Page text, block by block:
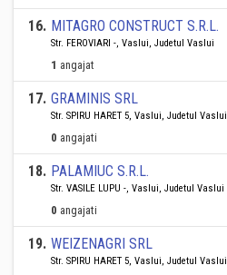
16. MITAGRO CONSTRUCT S.R.L.
Str. FEROVIARI -, Vaslui, Judetul Vaslui
1 angajat
17. GRAMINIS SRL
Str. SPIRU HARET 5, Vaslui, Judetul Vaslui
0 angajati
18. PALAMIUC S.R.L.
Str. VASILE LUPU -, Vaslui, Judetul Vaslui
0 angajati
19. WEIZENAGRI SRL
Str. SPIRU HARET 5, Vaslui, Judetul Vaslui